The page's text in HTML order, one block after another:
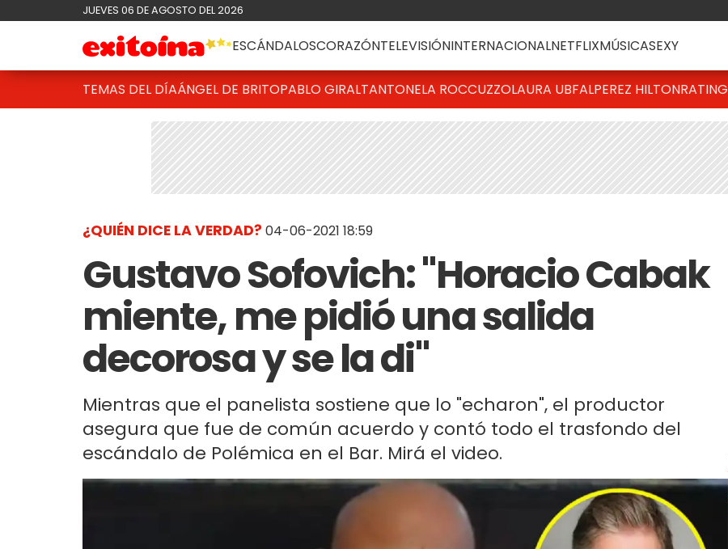
JUEVES 06 DE AGOSTO DEL 2026
ESCÁNDALOSCORAZÓNTELEVISIÓNINTERNACIONALNETFLIXMÚSICASEXY
TEMAS DEL DÍAÁNGEL DE BRITOPABLO GIRALTANTONELA ROCCUZZOLAURA UBFALPEREZ HILTONRATING
¿QUIÉN DICE LA VERDAD? 04-06-2021 18:59
Gustavo Sofovich: "Horacio Cabak
miente, me pidió una salida
decorosa y se la di"
Mientras que el panelista sostiene que lo "echaron", el productor
asegura que fue de común acuerdo y contó todo el trasfondo del
escándalo de Polémica en el Bar. Mirá el video.